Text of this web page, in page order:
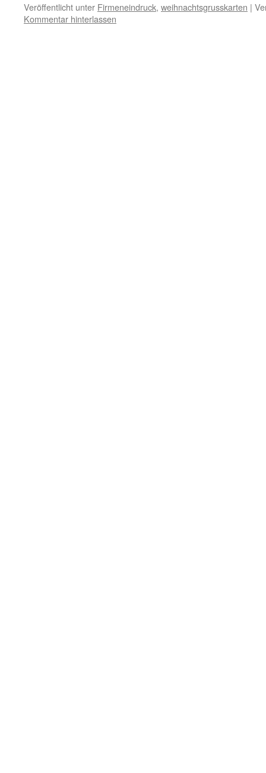
Veröffentlicht unter Firmeneindruck, weihnachtsgrusskarten |
Kommentar hinterlassen